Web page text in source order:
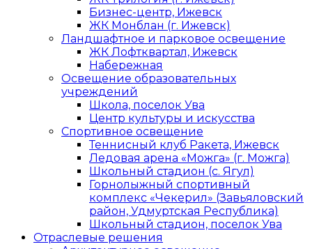
Бизнес-центр, Ижевск
ЖК Монблан (г. Ижевск)
Ландшафтное и парковое освещение
ЖК Лофтквартал, Ижевск
Набережная
Освещение образовательных
учреждений
Школа, поселок Ува
Центр культуры и искусства
Спортивное освещение
Теннисный клуб Ракета, Ижевск
Ледовая арена «Можга» (г. Можга)
Школьный стадион (с. Ягул)
Горнолыжный спортивный
комплекс «Чекерил» (Завьяловский
район, Удмуртская Республика)
Школьный стадион, поселок Ува
Отраслевые решения